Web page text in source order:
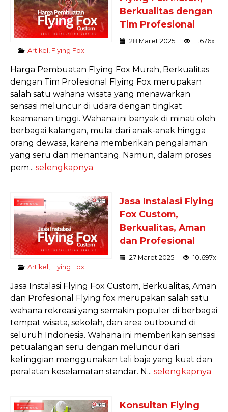
Berkualitas dengan
Tim Profesional
28 Maret 2025
11.676x
Artikel
Flying Fox
Harga Pembuatan Flying Fox Murah, Berkualitas
dengan Tim Profesional Flying Fox merupakan
salah satu wahana wisata yang menawarkan
sensasi meluncur di udara dengan tingkat
keamanan tinggi. Wahana ini banyak di minati oleh
berbagai kalangan, mulai dari anak-anak hingga
orang dewasa, karena memberikan pengalaman
yang seru dan menantang. Namun, dalam proses
pem... selengkapnya
Jasa Instalasi Flying
Fox Custom,
Berkualitas, Aman
dan Profesional
27 Maret 2025
10.697x
Artikel
Flying Fox
Jasa Instalasi Flying Fox Custom, Berkualitas, Aman
dan Profesional Flying fox merupakan salah satu
wahana rekreasi yang semakin populer di berbagai
tempat wisata, sekolah, dan area outbound di
seluruh Indonesia. Wahana ini memberikan sensasi
petualangan seru dengan meluncur dari
ketinggian menggunakan tali baja yang kuat dan
peralatan keselamatan standar. N... selengkapnya
Konsultan Flying